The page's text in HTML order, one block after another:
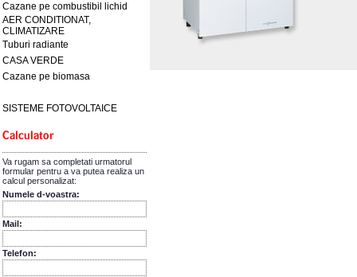
Cazane pe combustibil lichid
AER CONDITIONAT,
CLIMATIZARE
Tuburi radiante
CASA VERDE
Cazane pe biomasa
SISTEME FOTOVOLTAICE
Va rugam sa completati urmatorul
formular pentru a va putea realiza un
calcul personalizat:
Numele d-voastra:
Mail:
Telefon: